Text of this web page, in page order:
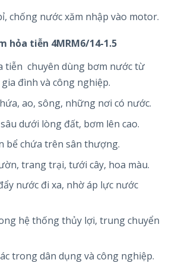
chống nước xăm nhập vào motor.
hỏa tiễn 4MRM6/14-1.5
tiễn chuyên dùng bơm nước từ
đình và công nghiệp.
ao, sông, những nơi có nước.
dưới lòng đất, bơm lên cao.
bể chứa trên sân thượng.
trang trại, tưới cây, hoa màu.
nước đi xa, nhờ áp lực nước
hệ thống thủy lợi, trung chuyển
trong dân dụng và công nghiệp.